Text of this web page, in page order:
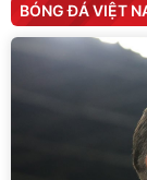
BÓNG ĐÁ VIỆT